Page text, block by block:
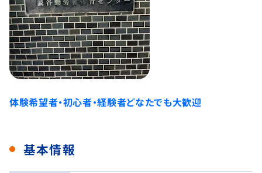
体験希望者・初心者・経験者どなたでも大歓迎
基本情報